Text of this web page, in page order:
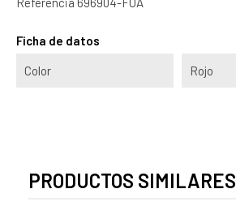
Ficha de datos
Color Rojo
PRODUCTOS SIMILARES